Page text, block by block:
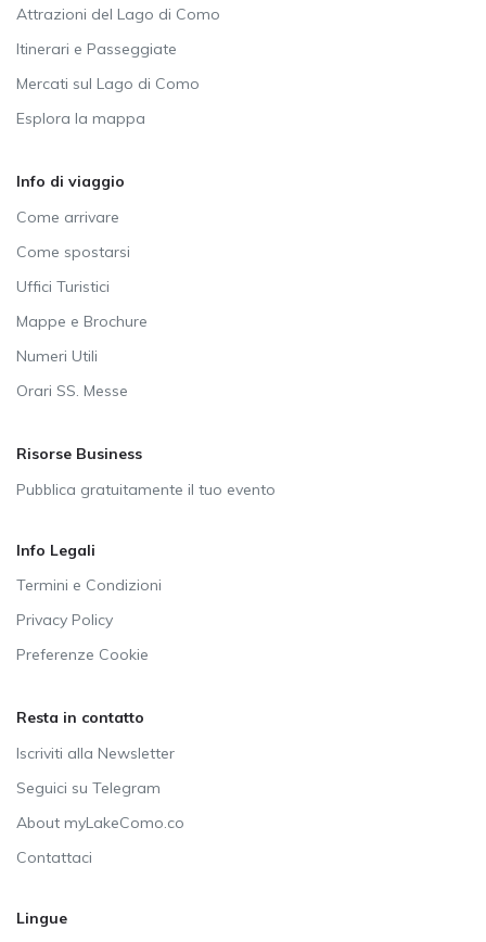
Attrazioni del Lago di Como
Itinerari e Passeggiate
Mercati sul Lago di Como
Esplora la mappa
Info di viaggio
Come arrivare
Come spostarsi
Uffici Turistici
Mappe e Brochure
Numeri Utili
Orari SS. Messe
Risorse Business
Pubblica gratuitamente il tuo evento
Info Legali
Termini e Condizioni
Privacy Policy
Preferenze Cookie
Resta in contatto
Iscriviti alla Newsletter
Seguici su Telegram
About myLakeComo.co
Contattaci
Lingue